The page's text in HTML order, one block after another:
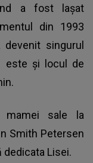
a fost lașat
din 1993
singurul
este și locul de
mamei sale la
Smith Petersen
Lisei.